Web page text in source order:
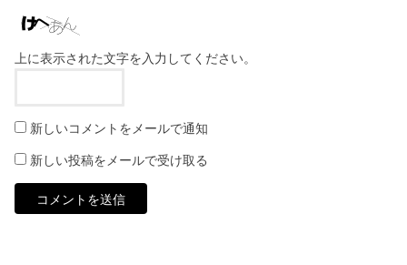
上に表示された文字を入力してください。
新しいコメントをメールで通知
新しい投稿をメールで受け取る